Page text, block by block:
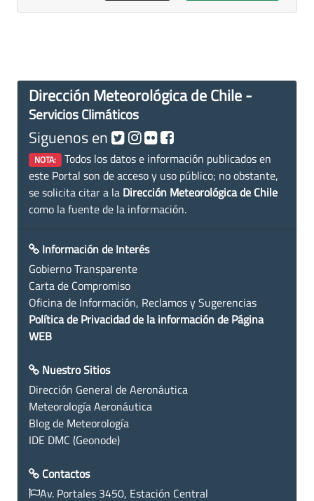
Dirección Meteorológica de Chile -
Servicios Climáticos
Siguenos en
NOTA: Todos los datos e información publicados en
este Portal son de acceso y uso público; no obstante,
se solicita citar a la Dirección Meteorológica de Chile
como la fuente de la información.
Información de Interés
Gobierno Transparente
Carta de Compromiso
Oficina de Información, Reclamos y Sugerencias
Política de Privacidad de la información de Página
WEB
Nuestro Sitios
Dirección General de Aeronáutica
Meteorología Aeronáutica
Blog de Meteorología
IDE DMC (Geonode)
Contactos
Av. Portales 3450, Estación Central